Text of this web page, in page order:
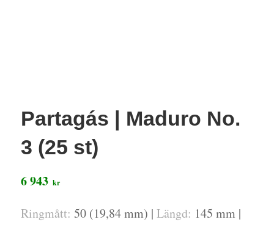
Partagás | Maduro No.
3 (25 st)
6 943 kr
Ringmått: 50 (19,84 mm) | Längd: 145 mm |